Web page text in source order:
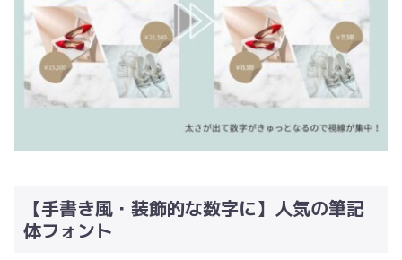
【手書き風・装飾的な数字に】人気の筆記
体フォント